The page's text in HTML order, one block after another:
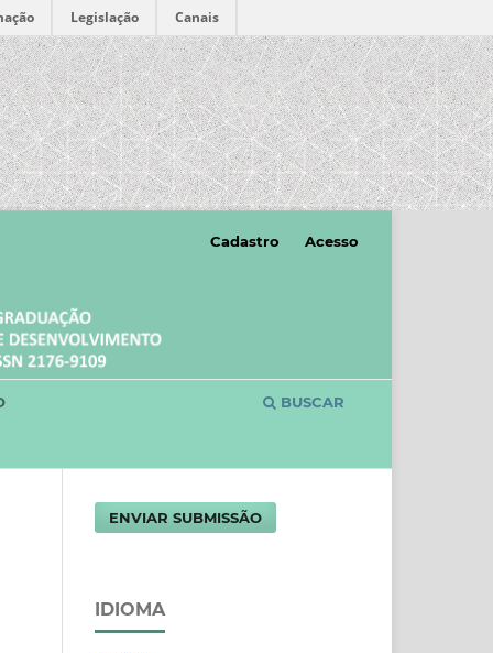
Legislação Canais
BUSCAR
Cadastro Acesso
ENVIAR SUBMISSÃO
IDIOMA